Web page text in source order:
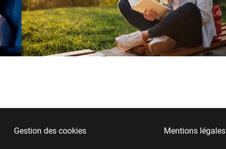
Gestion des cookies Mentions légales